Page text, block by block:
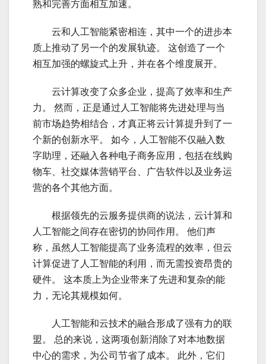
熟和完善方面相互加速。
云和人工智能紧密相连，其中一个的进步本
质上推动了另一个的发展轨迹。 这创造了一个
相互加强的螺旋式上升，并在各个维度展开。
云计算改变了众多企业，提高了效率和生产
力。 然而，正是通过人工智能将先进处理与当
前市场趋势相结合，才真正将云计算提升到了一
个新的创新水平。 如今，人工智能不仅融入数
字助理，还融入各种电子商务应用，包括在线购
物车、社交媒体营销平台、广告软件以及业务运
营的各个其他方面。
根据领先的云服务提供商的说法，云计算和
人工智能之间存在密切的协同作用。 他们声
称，虽然人工智能提高了业务流程的效率，但云
计算促进了人工智能的利用，而无需投资昂贵的
硬件。 这本质上为企业带来了先进和复杂的能
力，无论其规模如何。
人工智能和云技术的融合形成了强有力的联
盟。 总的来说，这两项创新消除了对本地数据
中心的需求，为公司节省了成本。 此外，它们